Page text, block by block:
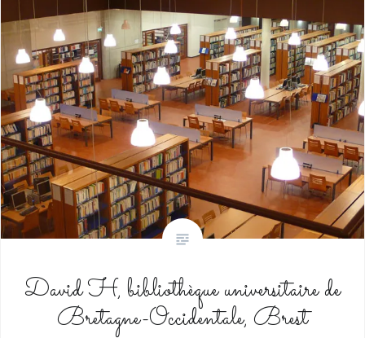
David H, bibliothèque universitaire de
Bretagne-Occidentale, Brest